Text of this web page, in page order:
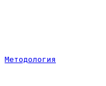
Методология